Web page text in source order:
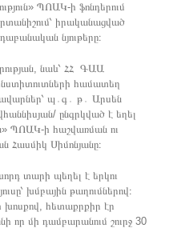
ՊՈԱԿ-ի ֆոնդերում
իրականացված
նյութերը։
նաև՝ ՀՀ ԳԱԱ
համատեղ
պ․գ․ թ․ Արսեն
ընգրկված է եղել
ՊՈԱԿ-ի հաշվառման ու
Սիմոնյանը։
տարի պեղել է երկու
խմբային թաղումներով։
խոսքով, հետաքրքիր էր
որ մի դամբարանում շուրջ 30